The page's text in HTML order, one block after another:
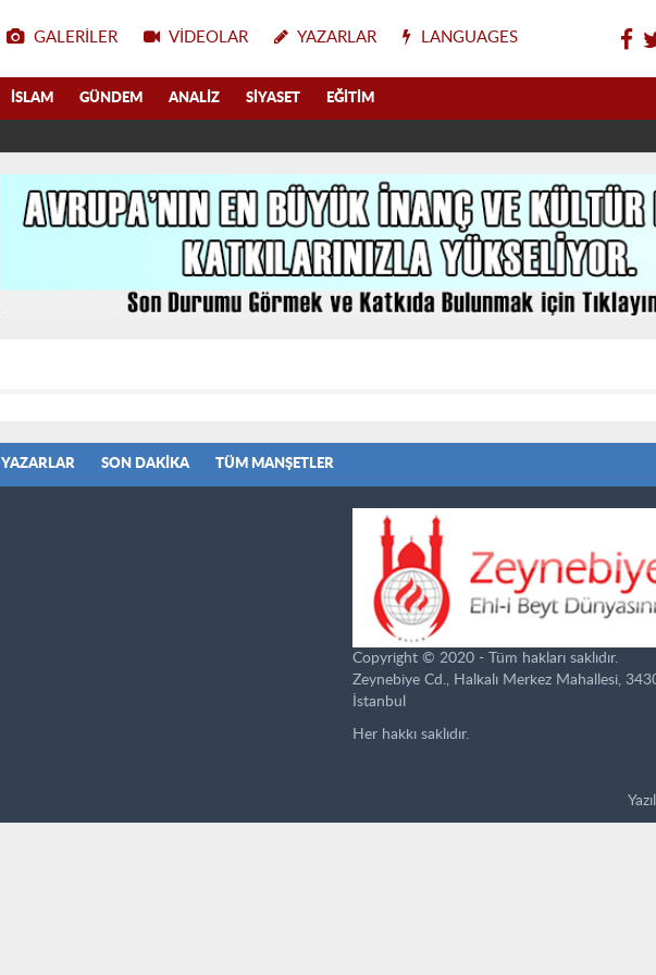
GALERILER VIDEOLAR YAZARLAR LANGUAGES
İSLAM GÜNDEM ANALIZ SIYASET EĞITIM
YAZARLAR SON DAKIKA TÜM MANŞETLER
Copyright © 2020 - Tüm hakları saklıdır.
Zeynebiye Cd., Halkalı Merkez Mahallesi,
İstanbul
Her hakkı saklıdır.